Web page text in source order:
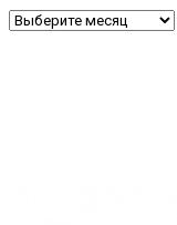
Архив